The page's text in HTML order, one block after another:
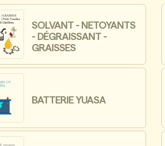
SOLVANT - NETOYANTS
- DÉGRAISSANT -
GRAISSES
BATTERIE YUASA